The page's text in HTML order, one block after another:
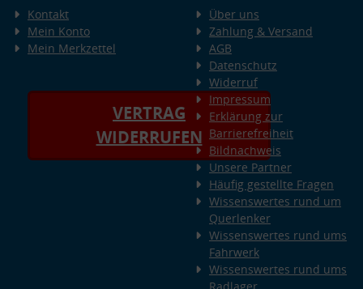
Kontakt
Mein Konto
Mein Merkzettel
VERTRAG
WIDERRUFEN
Über uns
Zahlung & Versand
AGB
Datenschutz
Widerruf
Impressum
Erklärung zur
Barrierefreiheit
Bildnachweis
Unsere Partner
Häufig gestellte Fragen
Wissenswertes rund um
Querlenker
Wissenswertes rund ums
Fahrwerk
Wissenswertes rund ums